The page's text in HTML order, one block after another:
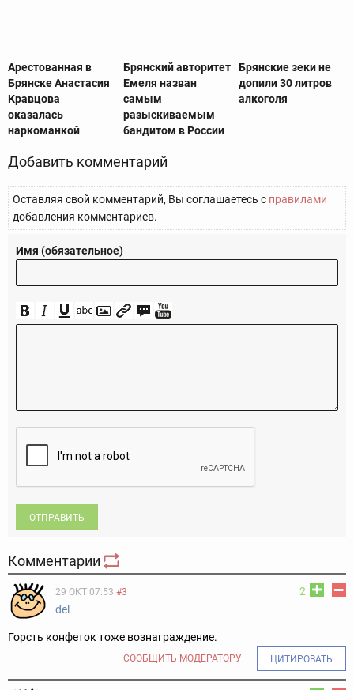
Арестованная в
Брянске Анастасия
Кравцова
оказалась
наркоманкой
Брянский авторитет
Емеля назван
самым
разыскиваемым
бандитом в России
Брянские зеки не
допили 30 литров
алкоголя
Добавить комментарий
Оставляя свой комментарий, Вы соглашаетесь с правилами
добавления комментариев.
Имя (обязательное)
ОТПРАВИТЬ
Комментарии
2
29 ОКТ 07:53 #3
del
Горсть конфеток тоже вознаграждение.
СООБЩИТЬ МОДЕРАТОРУ ЦИТИРОВАТЬ